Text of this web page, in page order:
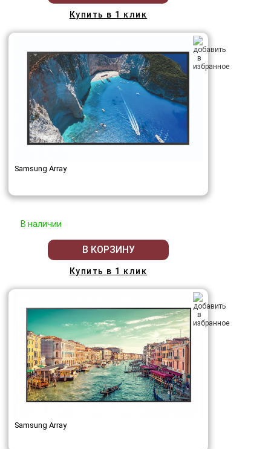
Купить в 1 клик
Samsung Array
В наличии
В КОРЗИНУ
Купить в 1 клик
Samsung Array